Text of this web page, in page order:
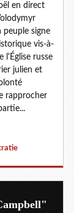
en direct
peuple signe
vis-à-
l'Église russe
julien et
rapprocher